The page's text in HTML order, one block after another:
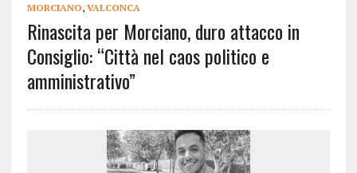
MORCIANO, VALCONCA
Rinascita per Morciano, duro attacco in
Consiglio: “Città nel caos politico e
amministrativo”